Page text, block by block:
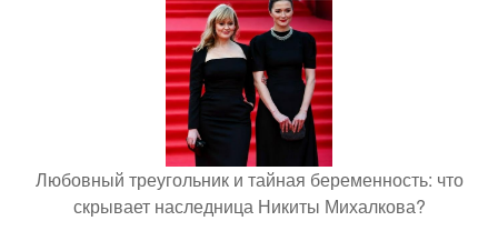
Любовный треугольник и тайная беременность: что
скрывает наследница Никиты Михалкова?